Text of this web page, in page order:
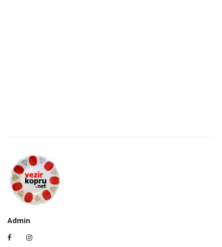
Admin